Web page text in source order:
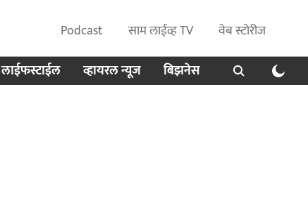
Podcast साम लाईव्ह TV
वेब स्टोरीज
लाईफस्टाईल व्हायरल न्यूज बिझनेस